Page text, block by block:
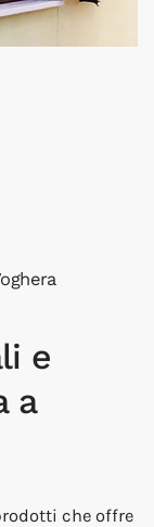
e
a
che offre